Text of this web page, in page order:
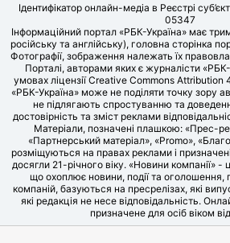
Ідентифікатор онлайн-медіа в Реєстрі
05347
Інформаційний портал «РБК-Україна» має
російську та англійську), головна сторінка
Фотографії, зображення належать їх
Порталі, авторами яких є журналісти
умовах ліцензії Creative Commons Attribution
«РБК-Україна» може не поділяти точку зору
не підлягають спростуванню та
достовірність та зміст реклами
Матеріали, позначені плашкою: «Прес-
«Партнерський матеріал», «Promo»,
розміщуються на правах реклами і
досягли 21-річного віку. «Новини компанії»
що охоплює новини, події та оголошення,
компаній, базуються на пресрелізах, які
які редакція не несе відповідальність.
призначене для осіб віком
© LLC «UBT MEDIA»,